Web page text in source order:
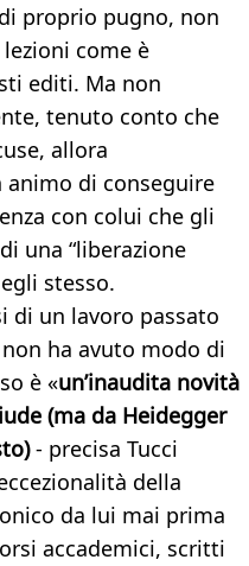
proprio pugno, non
come è
editi. Ma non
tenuto conto che
allora
animo di conseguire
con colui che gli
una “liberazione
stesso.
di un lavoro passato
ha avuto modo di
è «un’inaudita novità
(ma da Heidegger
- precisa Tucci
della
da lui mai prima
accademici, scritti